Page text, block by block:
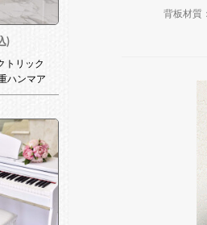
)
トリック
ハンマア
人家庭用
度-木目
背板材質